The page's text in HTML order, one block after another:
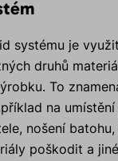
systému je
druhů
To
na
nošení
poškodit a